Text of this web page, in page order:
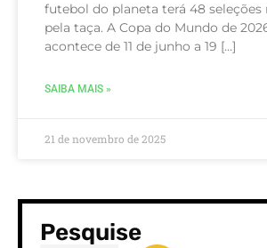
futebol do planeta terá 48 seleções
pela taça. A Copa do Mundo de
acontece de 11 de junho a 19 […]
SAIBA MAIS »
21 de novembro de 2025
Pesquise